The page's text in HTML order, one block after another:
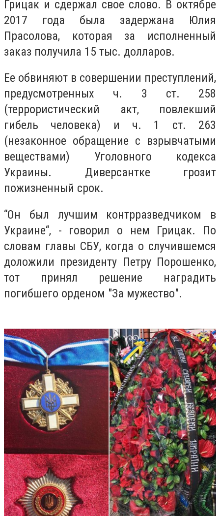
Грицак и сдержал свое слово. В октябре
2017 года была задержана Юлия
Прасолова, которая за исполненный
заказ получила 15 тыс. долларов.
Ее обвиняют в совершении преступлений,
предусмотренных ч. 3 ст. 258
(террористический акт, повлекший
гибель человека) и ч. 1 ст. 263
(незаконное обращение с взрывчатыми
веществами) Уголовного кодекса
Украины. Диверсантке грозит
пожизненный срок.
“Он был лучшим контрразведчиком в
Украине“, - говорил о нем Грицак. По
словам главы СБУ, когда о случившемся
доложили президенту Петру Порошенко,
тот принял решение наградить
погибшего орденом "За мужество".